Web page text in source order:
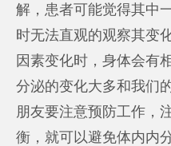
解，患者可能觉得其中
时无法直观的观察其变
因素变化时，身体会有
分泌的变化大多和我们
朋友要注意预防工作，
衡，就可以避免体内内